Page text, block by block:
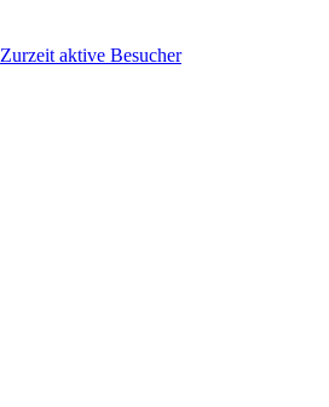
Zurzeit aktive Besucher